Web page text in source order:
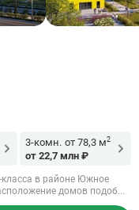
3-комн. от 78,3 м2
от 22,7 млн ₽
класса в районе Южное
домов подоб...